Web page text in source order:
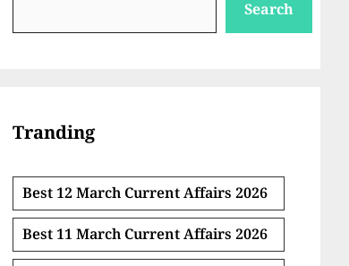
Search
Tranding
Best 12 March Current Affairs 2026
Best 11 March Current Affairs 2026